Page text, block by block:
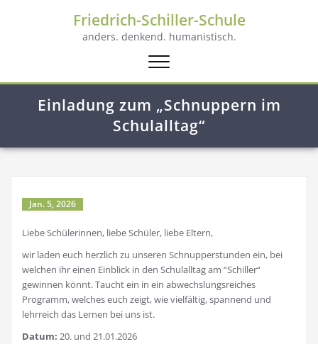
Friedrich-Schiller-Schule
anders. denkend. humanistisch.
Schalte
Einladung zum „Schnuppern im
Schulalltag“
Jan. 5, 2026
Liebe Schülerinnen, liebe Schüler, liebe Eltern,
wir laden euch herzlich zu unseren Schnupperstunden ein, bei
welchen ihr einen Einblick in den Schulalltag am “Schiller“
gewinnen könnt. Taucht ein in ein abwechslungsreiches
Programm, welches euch zeigt, wie vielfältig, spannend und
lehrreich das Lernen bei uns ist.
Datum: 20. und 21.01.2026